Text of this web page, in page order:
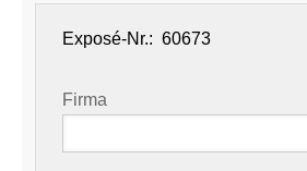
Exposé-Nr.:
Firma